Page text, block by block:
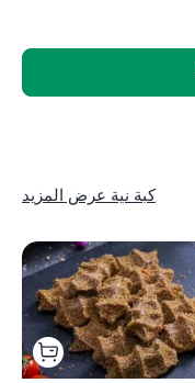
كبة نية عرض المزيد